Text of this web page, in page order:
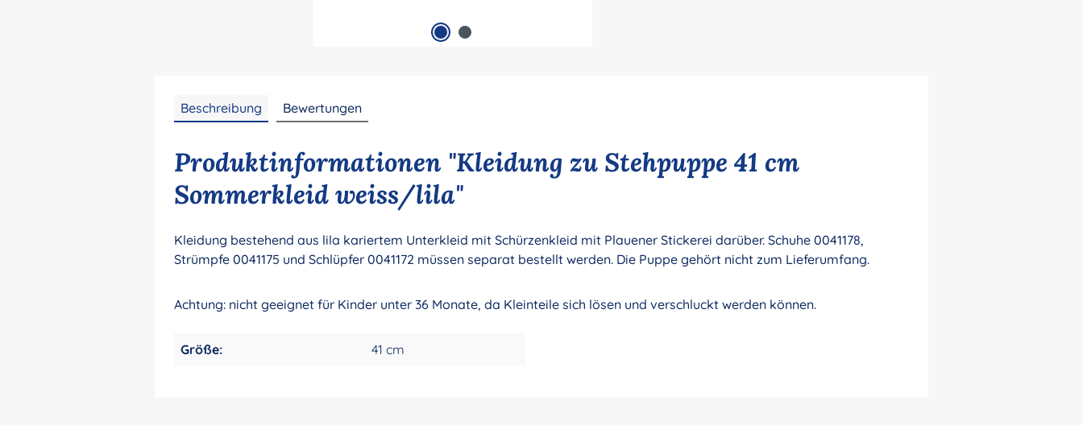
Beschreibung Bewertungen
Produktinformationen "Kleidung zu Stehpuppe 41 cm
Sommerkleid weiss/lila"
Kleidung bestehend aus lila kariertem Unterkleid mit Schürzenkleid mit Plauener Stickerei darüber. Schuhe 0041178,
Strümpfe 0041175 und Schlüpfer 0041172 müssen separat bestellt werden. Die Puppe gehört nicht zum Lieferumfang.
Achtung: nicht geeignet für Kinder unter 36 Monate, da Kleinteile sich lösen und verschluckt werden können.
Größe: 41 cm